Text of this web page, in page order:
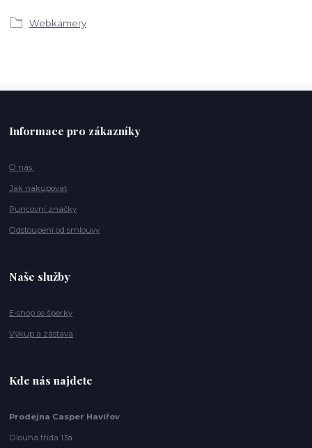
Webkamery
Informace pro zákazníky
O nás
Jak nakupovat
Puncovní značky
Odstoupení od smlouvy
Naše služby
E-shop se šperky
Výkup a zástava
Kde nás najdete
Prodejna Casper Havířov
Dlouhá třída 13a